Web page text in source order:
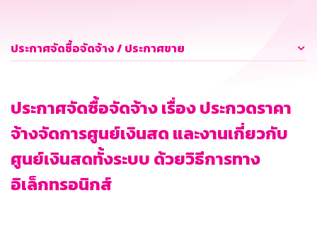
ประกาศจัดซื้อจัดจ้าง / ประกาศขาย
ประกาศจัดซื้อจัดจ้าง เรื่อง ประกวดราคา
จ้างจัดการศูนย์เงินสด และงานเกี่ยวกับ
ศูนย์เงินสดทั้งระบบ ด้วยวิธีการทาง
อิเล็กทรอนิกส์